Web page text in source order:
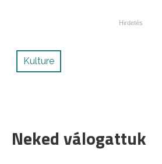
Kulture
Neked válogattuk